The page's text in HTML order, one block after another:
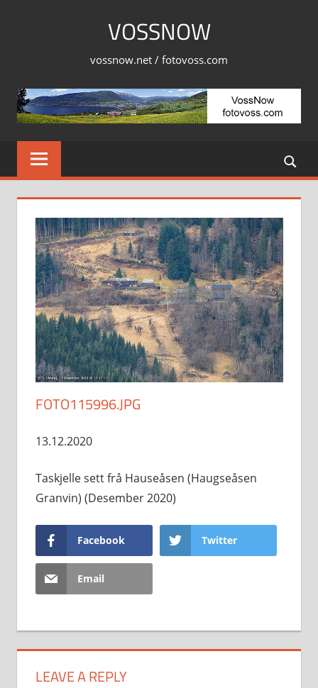
VOSSNOW
vossnow.net / fotovoss.com
FOTO115996.JPG
13.12.2020
Taskjelle sett frå Hauseåsen (Haugseåsen
Granvin) (Desember 2020)
Facebook Twitter
Email
LEAVE A REPLY